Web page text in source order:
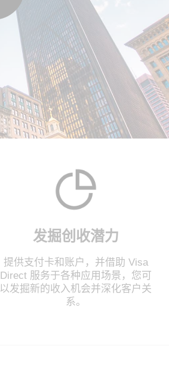
发掘创收潜力
提供支付卡和账户，并借助 Visa
Direct 服务于各种应用场景，您可
以发掘新的收入机会并深化客户关
系。